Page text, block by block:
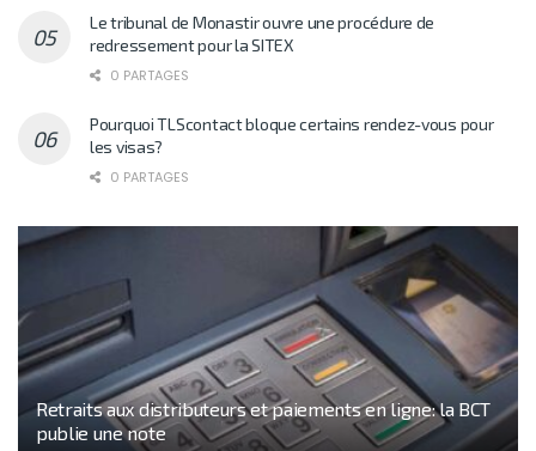
Le tribunal de Monastir ouvre une procédure de
redressement pour la SITEX
0 PARTAGES
Pourquoi TLScontact bloque certains rendez-vous pour
les visas?
0 PARTAGES
Retraits aux distributeurs et paiements en ligne: la BCT
publie une note